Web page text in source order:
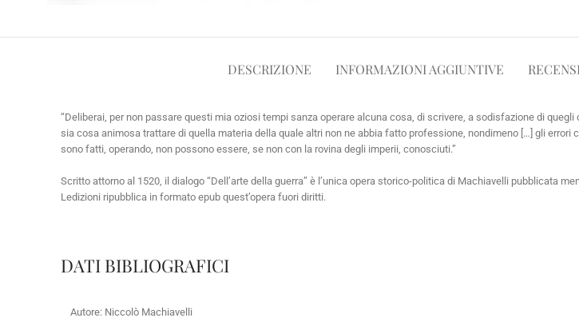
DESCRIZIONE INFORMAZIONI AGGIUNTIVE
“Deliberai, per non passare questi mia oziosi tempi sanza operare alcuna cosa, di scrivere, a sodisfazione di
sia cosa animosa trattare di quella materia della quale altri non ne abbia fatto professione, nondimeno […] gli
sono fatti, operando, non possono essere, se non con la rovina degli imperii, conosciuti.”
Scritto attorno al 1520, il dialogo “Dell’arte della guerra” è l’unica opera storico-politica di Machiavelli pubblicata
Ledizioni ripubblica in formato epub quest’opera fuori diritti.
DATI BIBLIOGRAFICI
Autore: Niccolò Machiavelli